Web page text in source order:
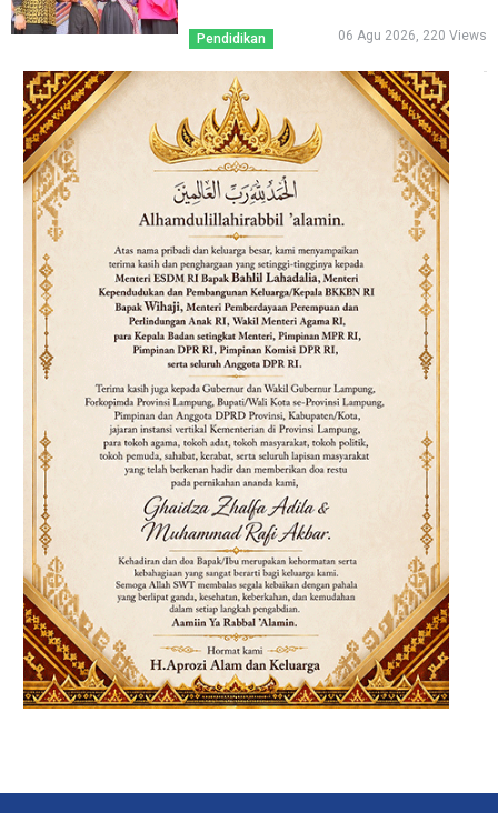
Pendidikan 06 Agu 2026, 220 Views